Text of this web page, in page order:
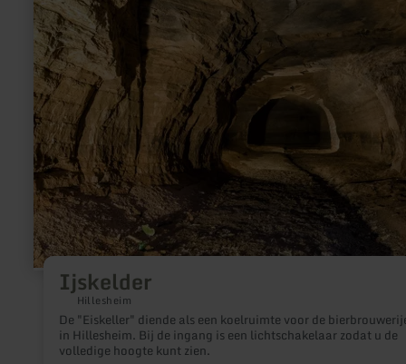
Ijskelder
Hillesheim
De "Eiskeller" diende als een koelruimte voor de
in Hillesheim. Bij de ingang is een lichtschakelaar zodat u de
volledige hoogte kunt zien.